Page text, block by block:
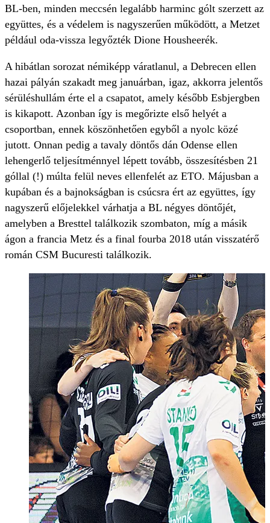
BL-ben, minden meccsén legalább harminc gólt szerzett az
együttes, és a védelem is nagyszerűen működött, a Metzet
például oda-vissza legyőzték Dione Housheerék.
A hibátlan sorozat némiképp váratlanul, a Debrecen ellen
hazai pályán szakadt meg januárban, igaz, akkorra jelentős
sérüléshullám érte el a csapatot, amely később Esbjergben
is kikapott. Azonban így is megőrizte első helyét a
csoportban, ennek köszönhetően egyből a nyolc közé
jutott. Onnan pedig a tavaly döntős dán Odense ellen
lehengerlő teljesítménnyel lépett tovább, összesítésben 21
góllal (!) múlta felül neves ellenfelét az ETO. Májusban a
kupában és a bajnokságban is csúcsra ért az együttes, így
nagyszerű előjelekkel várhatja a BL négyes döntőjét,
amelyben a Bresttel találkozik szombaton, míg a másik
ágon a francia Metz és a final fourba 2018 után visszatérő
román CSM Bucuresti találkozik.